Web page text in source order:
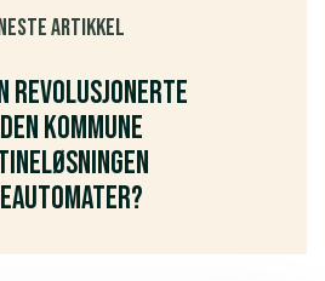
artikkel
revolusjonerte
kommune